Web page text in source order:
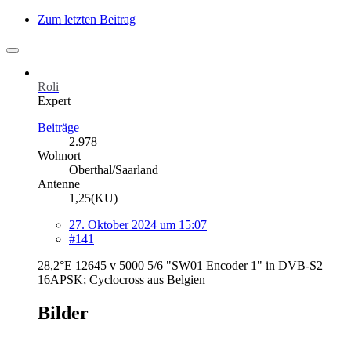
Zum letzten Beitrag
Roli
Expert
Beiträge
2.978
Wohnort
Oberthal/Saarland
Antenne
1,25(KU)
27. Oktober 2024 um 15:07
#141
28,2°E 12645 v 5000 5/6 "SW01 Encoder 1" in DVB-S2
16APSK; Cyclocross aus Belgien
Bilder